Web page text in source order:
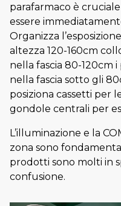
parafarmaco è
essere
Organizza
altezza 120-160cm
nella fascia 80-120cm
nella fascia sotto gli
posiziona cassetti per
gondole centrali per
L’illuminazione e la
zona sono
prodotti sono molti in
confusione.